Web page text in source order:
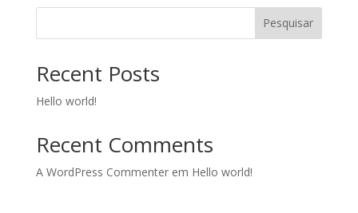
Pesquisar
Recent Posts
Hello world!
Recent Comments
A WordPress Commenterem Hello world!